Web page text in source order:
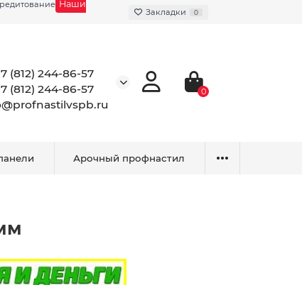
Наши
Закладки 0
(812) 244-86-57
(812) 244-86-57
0
Арочный профнастил